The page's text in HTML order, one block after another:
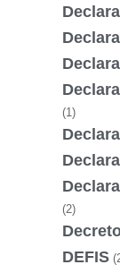
(1)
(2)
DEFIS